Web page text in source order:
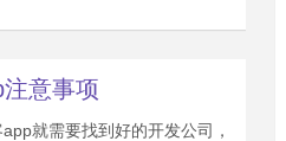
意事项
就需要找到好的开发公司，